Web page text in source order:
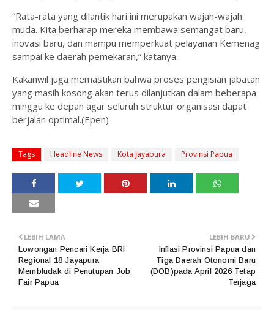
“Rata-rata yang dilantik hari ini merupakan wajah-wajah
muda. Kita berharap mereka membawa semangat baru,
inovasi baru, dan mampu memperkuat pelayanan Kemenag
sampai ke daerah pemekaran,” katanya.
Kakanwil juga memastikan bahwa proses pengisian jabatan
yang masih kosong akan terus dilanjutkan dalam beberapa
minggu ke depan agar seluruh struktur organisasi dapat
berjalan optimal.(Epen)
Tags Headline News Kota Jayapura Provinsi Papua
LEBIH BARU
Inflasi Provinsi Papua dan
Tiga Daerah Otonomi Baru
(DOB)pada April 2026 Tetap
Terjaga
LEBIH LAMA
Lowongan Pencari Kerja BRI
Regional 18 Jayapura
Membludak di Penutupan Job
Fair Papua